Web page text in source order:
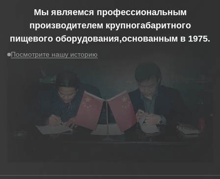
Мы являемся профессиональным
производителем крупногабаритного
пищевого оборудования,основанным в 1975.
Посмотрите нашу историю